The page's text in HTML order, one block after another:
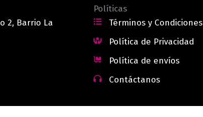
2, Barrio La
Políticas
Términos y Condiciones
Política de Privacidad
Política de envíos
Contáctanos